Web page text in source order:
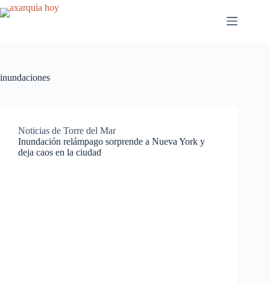
Saltar
al
inundaciones
Noticias de Torre del Mar
Inundación relámpago sorprende a Nueva York y
deja caos en la ciudad